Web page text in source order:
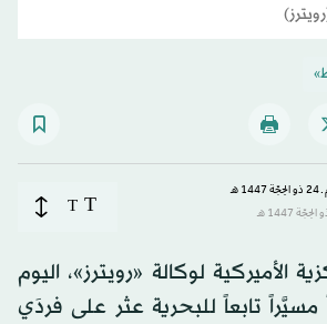
T
T
الأميركية لوكالة «رويترز»، ‌اليوم
⁠مسيَّراً ​تابعاً للبحرية عثر ⁠على فردَي